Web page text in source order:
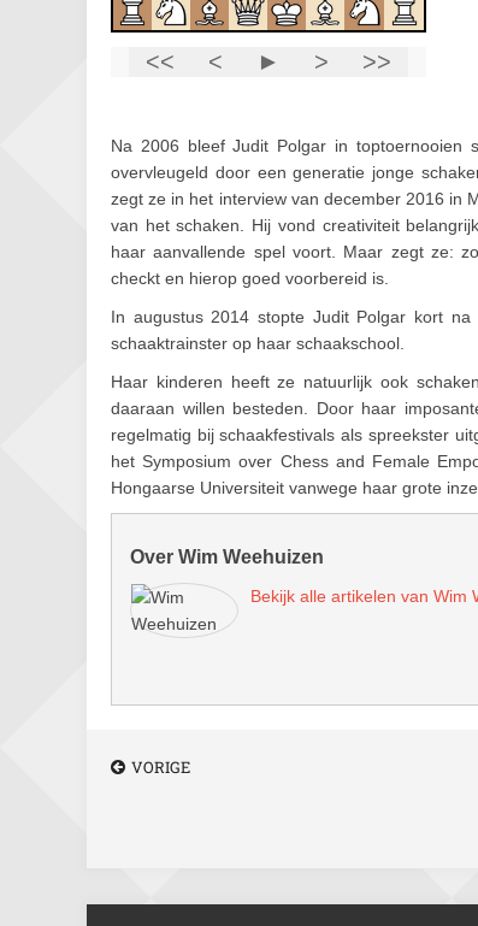
Na 2006 bleef Judit Polgar in
overvleugeld door een generatie jonge
zegt ze in het interview van december 2016 in
van het schaken. Hij vond creativiteit
haar aanvallende spel voort. Maar zegt ze:
checkt en hierop goed voorbereid is.
In augustus 2014 stopte Judit Polgar kort na
schaaktrainster op haar schaakschool.
Haar kinderen heeft ze natuurlijk ook
daaraan willen besteden. Door haar
regelmatig bij schaakfestivals als spreekster
het Symposium over Chess and Female
Hongaarse Universiteit vanwege haar grote
Over Wim Weehuizen
Bekijk alle artikelen van Wim
VORIGE